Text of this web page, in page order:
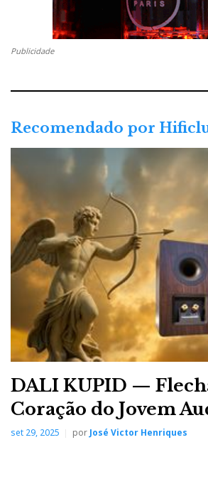
Publicidade
Recomendado por
DALI KUPID —
Coração do Jovem
set 29, 2025 por José Victor Henriques